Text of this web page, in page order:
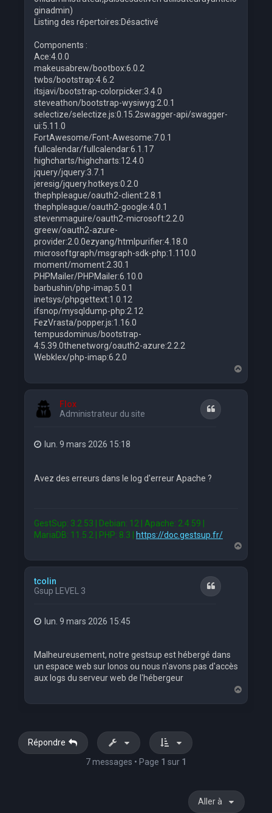
ginadmin)
Listing des répertoires:Désactivé
Components :
Ace:4.0.0
makeusabrew/bootbox:6.0.2
twbs/bootstrap:4.6.2
itsjavi/bootstrap-colorpicker:3.4.0
steveathon/bootstrap-wysiwyg:2.0.1
selectize/selectize.js:0.15.2swagger-api/swagger-
ui:5.11.0
FortAwesome/Font-Awesome:7.0.1
fullcalendar/fullcalendar:6.1.17
highcharts/highcharts:12.4.0
jquery/jquery:3.7.1
jeresig/jquery.hotkeys:0.2.0
thephpleague/oauth2-client:2.8.1
thephpleague/oauth2-google:4.0.1
stevenmaguire/oauth2-microsoft:2.2.0
greew/oauth2-azure-
provider:2.0.0ezyang/htmlpurifier:4.18.0
microsoftgraph/msgraph-sdk-php:1.110.0
moment/moment:2.30.1
PHPMailer/PHPMailer:6.10.0
barbushin/php-imap:5.0.1
inetsys/phpgettext:1.0.12
ifsnop/mysqldump-php:2.12
FezVrasta/popper.js:1.16.0
tempusdominus/bootstrap-
4:5.39.0thenetworg/oauth2-azure:2.2.2
Webklex/php-imap:6.2.0
a
u
Flox
Administrateur du site
Citation
lun. 9 mars 2026 15:18
Avez des erreurs dans le log d'erreur Apache ?
GestSup: 3.2.53 | Debian: 12 | Apache: 2.4.59 |
MariaDB: 11.5.2 | PHP: 8.3 |
https://doc.gestsup.fr/
a
tcolin
Gsup LEVEL 3
Citation
lun. 9 mars 2026 15:45
Malheureusement, notre gestsup est hébergé dans
un espace web sur Ionos ou nous n'avons pas d'accès
aux logs du serveur web de l'hébergeur
a
Répondre
7 messages • Page 1 sur 1
Aller à